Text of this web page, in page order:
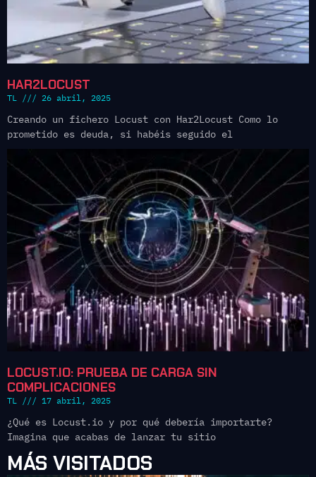
HAR2LOCUST
TL 26 abril, 2025
Creando un fichero Locust con Har2Locust Como lo
prometido es deuda, si habéis seguido el
LOCUST.IO: PRUEBA DE CARGA SIN
COMPLICACIONES
TL 17 abril, 2025
¿Qué es Locust.io y por qué debería importarte?
Imagina que acabas de lanzar tu sitio
MÁS VISITADOS